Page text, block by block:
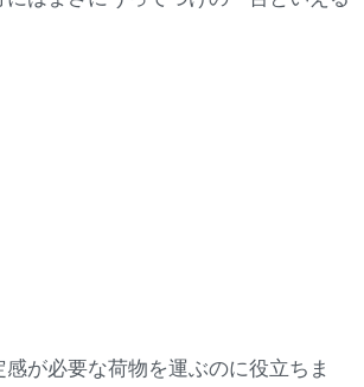
が必要な荷物を運ぶのに役立ちま